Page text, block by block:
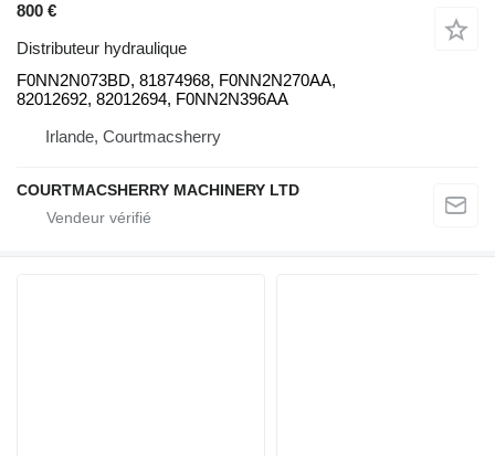
800 €
Distributeur hydraulique
F0NN2N073BD, 81874968, F0NN2N270AA,
82012692, 82012694, F0NN2N396AA
Irlande, Courtmacsherry
COURTMACSHERRY MACHINERY LTD